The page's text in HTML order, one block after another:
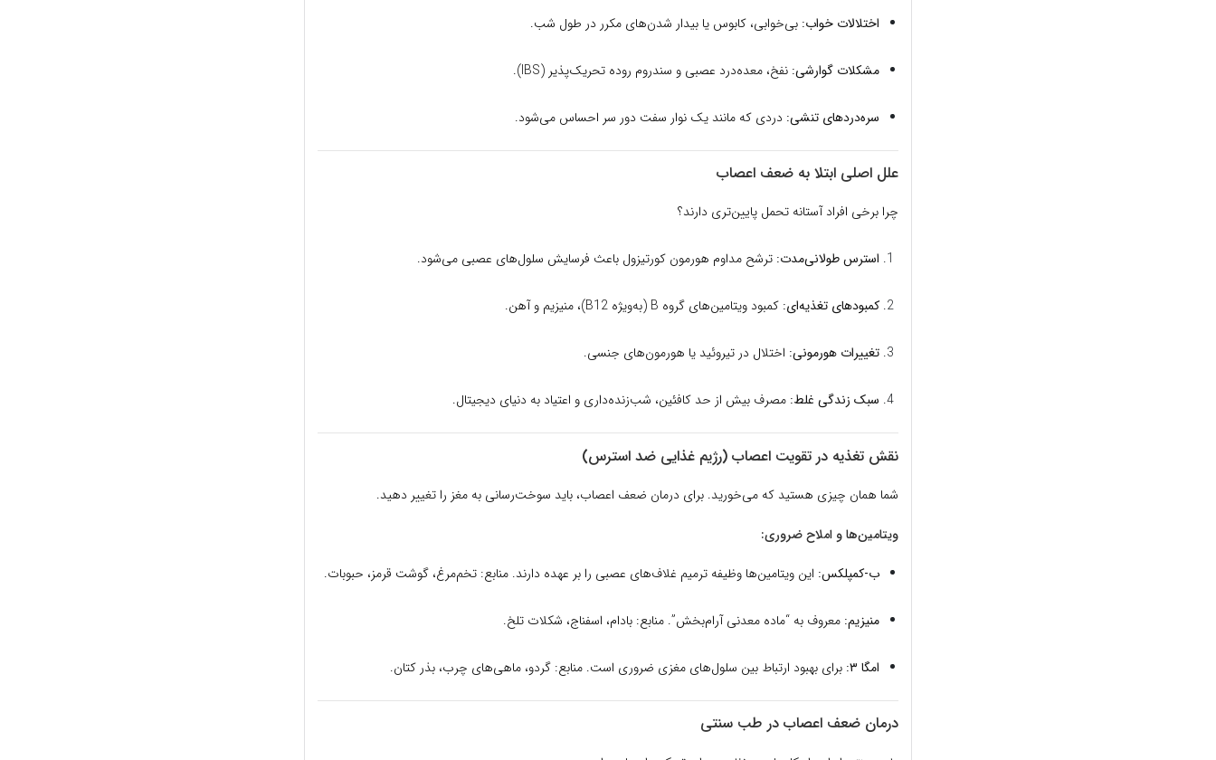
اختلالات خواب: بی‌خوابی، کابوس یا بیدار شدن‌های مکرر در طول شب.
مشکلات گوارشی: نفخ، معده‌درد عصبی و سندروم روده تحریک‌پذیر (IBS).
سره‌دردهای تنشی: دردی که مانند یک نوار سفت دور سر احساس می‌شود.
علل اصلی ابتلا به ضعف اعصاب
چرا برخی افراد آستانه تحمل پایین‌تری دارند؟
استرس طولانی‌مدت: ترشح مداوم هورمون کورتیزول باعث فرسایش سلول‌های عصبی می‌شود.
کمبودهای تغذیه‌ای: کمبود ویتامین‌های گروه B (به‌ویژه B12)، منیزیم و آهن.
تغییرات هورمونی: اختلال در تیروئید یا هورمون‌های جنسی.
سبک زندگی غلط: مصرف بیش از حد کافئین، شب‌زنده‌داری و اعتیاد به دنیای دیجیتال.
نقش تغذیه در تقویت اعصاب (رژیم غذایی ضد استرس)
شما همان چیزی هستید که می‌خورید. برای درمان ضعف اعصاب، باید سوخت‌رسانی به مغز را تغییر دهید.
ویتامین‌ها و املاح ضروری:
ب-کمپلکس: این ویتامین‌ها وظیفه ترمیم غلاف‌های عصبی را بر عهده دارند. منابع: تخم‌مرغ، گوشت قرمز، حبوبات.
منیزیم: معروف به “ماده معدنی آرام‌بخش”. منابع: بادام، اسفناج، شکلات تلخ.
امگا ۳: برای بهبود ارتباط بین سلول‌های مغزی ضروری است. منابع: گردو، ماهی‌های چرب، بذر کتان.
درمان ضعف اعصاب در طب سنتی